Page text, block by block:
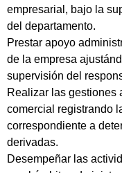
empresarial, bajo la
del departamento.
Prestar apoyo
de la empresa
supervisión del
Realizar las gestiones
comercial registrando
correspondiente a
derivadas.
Desempeñar las